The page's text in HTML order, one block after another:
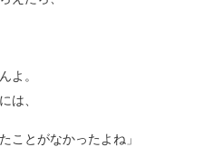
よ。
は、
ことがなかったよね」